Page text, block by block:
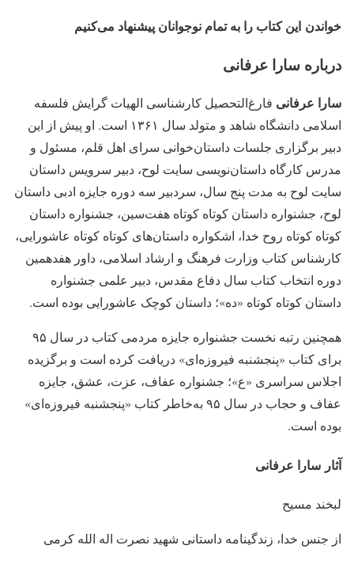
خواندن این کتاب را به تمام نوجوانان پیشنهاد می‌کنیم
درباره سارا عرفانی
سارا عرفانی فارغ‌التحصیل کارشناسی الهیات گرایش فلسفه
اسلامی دانشگاه شاهد و متولد سال ۱۳۶۱ است. او پیش‌ از این
دبیر برگزاری جلسات داستان‌خوانی سرای اهل قلم، مسئول و
مدرس کارگاه داستان‌نویسی سایت لوح، دبیر سرویس داستان
سایت لوح به مدت پنج سال، سردبیر سه دوره جایزه ادبی داستان
لوح، جشنواره داستان کوتاه کوتاه هفت‌سین، جشنواره داستان
کوتاه کوتاه روح خدا، اشکواره داستان‌های کوتاه کوتاه عاشورایی،
کارشناس کتاب وزارت فرهنگ و ارشاد اسلامی، داور هفدهمین
دوره انتخاب کتاب سال دفاع مقدس، دبیر علمی جشنواره
داستان کوتاه کوتاه «ده»؛ داستان کوچک عاشورایی بوده است.
همچنین رتبه نخست جشنواره جایزه مردمی کتاب در سال ۹۵
برای کتاب «پنجشنبه فیروزه‌ای» دریافت کرده است و برگزیده
اجلاس سراسری «ع»؛ جشنواره عفاف، عزت، عشق، جایزه
عفاف و حجاب در سال ۹۵ به‌خاطر کتاب «پنجشنبه فیروزه‌ای»
بوده است.
آثار سارا عرفانی
لبخند مسیح
از جنس خدا، زندگینامه داستانی شهید نصرت اله الله کرمی